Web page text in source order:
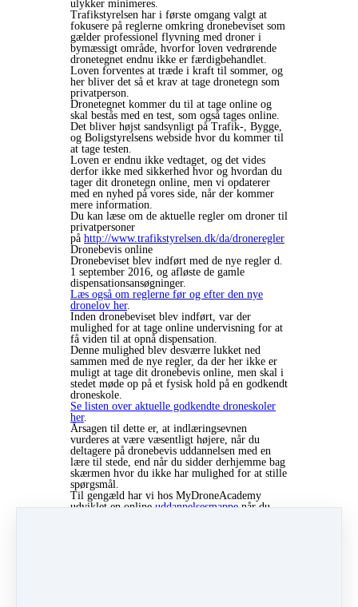
ulykker minimeres.
Trafikstyrelsen har i første omgang valgt at
fokusere på reglerne omkring dronebeviset som
gælder professionel flyvning med droner i
bymæssigt område, hvorfor loven vedrørende
dronetegnet endnu ikke er færdigbehandlet.
Loven forventes at træde i kraft til sommer, og
her bliver det så et krav at tage dronetegn som
privatperson.
Dronetegnet kommer du til at tage online og
skal bestås med en test, som også tages online.
Det bliver højst sandsynligt på Trafik-, Bygge,
og Boligstyrelsens webside hvor du kommer til
at tage testen.
Loven er endnu ikke vedtaget, og det vides
derfor ikke med sikkerhed hvor og hvordan du
tager dit dronetegn online, men vi opdaterer
med en nyhed på vores side, når der kommer
mere information.
Du kan læse om de aktuelle regler om droner til
privatpersoner
på http://www.trafikstyrelsen.dk/da/droneregler
Dronebevis online
Dronebeviset blev indført med de nye regler d.
1 september 2016, og afløste de gamle
dispensationsansøgninger.
Læs også om reglerne før og efter den nye
dronelov her.
Inden dronebeviset blev indført, var der
mulighed for at tage online undervisning for at
få viden til at opnå dispensation.
Denne mulighed blev desværre lukket ned
sammen med de nye regler, da der her ikke er
muligt at tage dit dronebevis online, men skal i
stedet møde op på et fysisk hold på en godkendt
droneskole.
Se listen over aktuelle godkendte droneskoler
her.
Årsagen til dette er, at indlæringsevnen
vurderes at være væsentligt højere, når du
deltagere på dronebevis uddannelsen med en
lære til stede, end når du sidder derhjemme bag
skærmen hvor du ikke har mulighed for at stille
spørgsmål.
Til gengæld har vi hos MyDroneAcademy
udviklet en onlineuddannelsesmappenår du